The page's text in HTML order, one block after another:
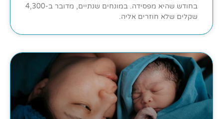
בחודש שהיא מפסידה. במונחים שנתיים, מדובר ב-4,300
שקלים שלא חוזרים אליה.